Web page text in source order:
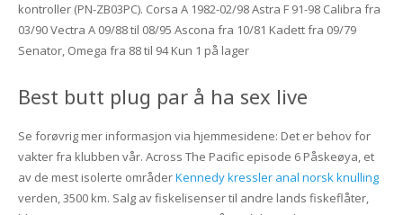
kontroller (PN-ZB03PC). Corsa A 1982-02/98 Astra F 91-98 Calibra fra
03/90 Vectra A 09/88 til 08/95 Ascona fra 10/81 Kadett fra 09/79
Senator, Omega fra 88 til 94 Kun 1 på lager
Best butt plug par å ha sex live
Se forøvrig mer informasjon via hjemmesidene: Det er behov for
vakter fra klubben vår. Across The Pacific episode 6 Påskeøya, et
av de mest isolerte områderKennedy kressler anal norsk knulling
verden, 3500 km. Salg av fiskelisenser til andre lands fiskeflåter,